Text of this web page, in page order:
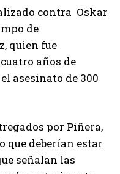
contra Oskar
de
quien fue
años de
asesinato de 300
por Piñera,
que deberían estar
señalan las